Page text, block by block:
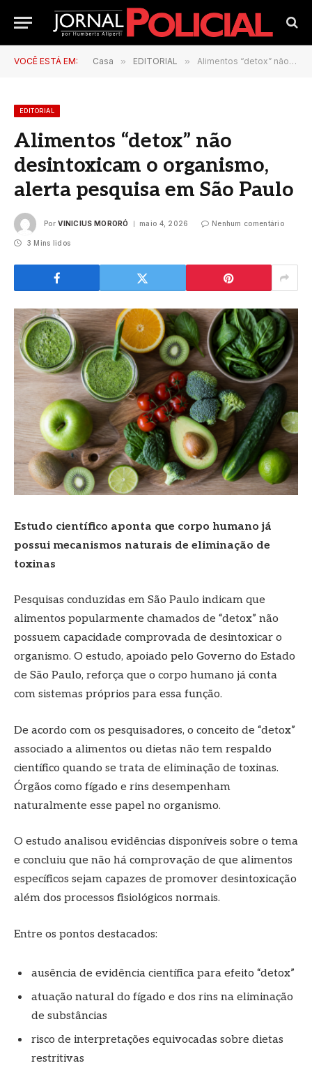
VOCÊ ESTÁ EM: Casa » EDITORIAL » Alimentos “detox” não desintoxicam o organismo, alerta pesquisa em São Paulo
EDITORIAL
Alimentos “detox” não
desintoxicam o organismo,
alerta pesquisa em São Paulo
Por VINICIUS MORORÓ maio 4, 2026 Nenhum comentário
3 Mins lidos
Estudo científico aponta que corpo humano já
possui mecanismos naturais de eliminação de
toxinas
Pesquisas conduzidas em São Paulo indicam que
alimentos popularmente chamados de “detox” não
possuem capacidade comprovada de desintoxicar o
organismo. O estudo, apoiado pelo Governo do Estado
de São Paulo, reforça que o corpo humano já conta
com sistemas próprios para essa função.
De acordo com os pesquisadores, o conceito de “detox”
associado a alimentos ou dietas não tem respaldo
científico quando se trata de eliminação de toxinas.
Órgãos como fígado e rins desempenham
naturalmente esse papel no organismo.
O estudo analisou evidências disponíveis sobre o tema
e concluiu que não há comprovação de que alimentos
específicos sejam capazes de promover desintoxicação
além dos processos fisiológicos normais.
Entre os pontos destacados:
ausência de evidência científica para efeito “detox”
atuação natural do fígado e dos rins na eliminação
de substâncias
risco de interpretações equivocadas sobre dietas
restritivas